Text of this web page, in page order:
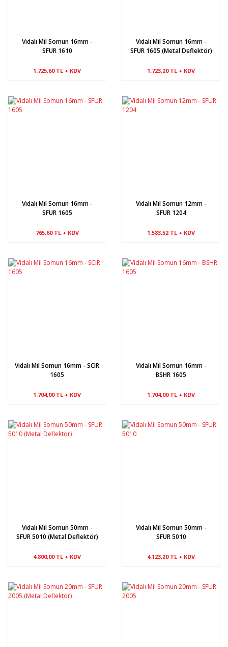
Vidalı Mil Somun 16mm -
SFUR 1610
1.725,60 TL + KDV
Vidalı Mil Somun 16mm -
SFUR 1605 (Metal Deflektör)
1.723,20 TL + KDV
Vidalı Mil Somun 16mm -
SFUR 1605
765,60 TL + KDV
Vidalı Mil Somun 12mm -
SFUR 1204
1.583,52 TL + KDV
Vidalı Mil Somun 16mm - SCIR
1605
1.704,00 TL + KDV
Vidalı Mil Somun 16mm -
BSHR 1605
1.704,00 TL + KDV
Vidalı Mil Somun 50mm -
SFUR 5010 (Metal Deflektör)
4.800,00 TL + KDV
Vidalı Mil Somun 50mm -
SFUR 5010
4.123,20 TL + KDV